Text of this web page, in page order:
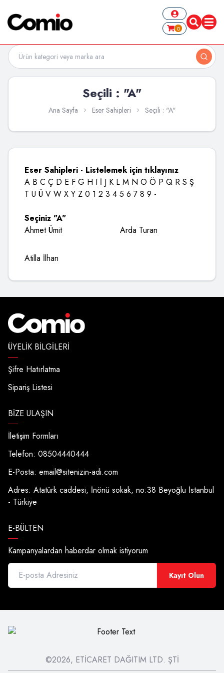
0
Seçili : "A"
Ana Sayfa Eser Sahipleri Seçili : "A"
Eser Sahipleri - Listelemek için tıklayınız
A B C Ç D E F G H I İ J K L M N O Ö P Q R S Ş
T U Ü V W X Y Z 0 1 2 3 4 5 6 7 8 9 -
Seçiniz "A"
Ahmet Ümit
Arda Turan
Atilla İlhan
ÜYELIK BILGILERI
Şifre Hatırlatma
Sipariş Listesi
BIZE ULAŞIN
İletişim Formları
Telefon: 08504440444
E-Posta: email@sitenizin-adi.com
Adres: Atatürk caddesi, İnönü sokak, no:38 Beyoğlu İstanbul
- Türkiye
E-BÜLTEN
Kampanyalardan haberdar olmak istiyorum
Kayıt Olun
©2026, ETİCARET DAĞITIM LTD. ŞTİ